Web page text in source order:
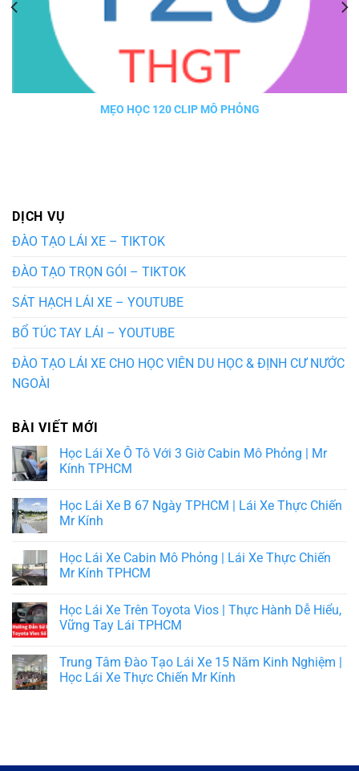
MẸO HỌC 120 CLIP MÔ PHỎNG
DỊCH VỤ
ĐÀO TẠO LÁI XE – TIKTOK
ĐÀO TẠO TRỌN GÓI – TIKTOK
SÁT HẠCH LÁI XE – YOUTUBE
BỔ TÚC TAY LÁI – YOUTUBE
ĐÀO TẠO LÁI XE CHO HỌC VIÊN DU HỌC & ĐỊNH CƯ NƯỚC
NGOÀI
BÀI VIẾT MỚI
Học Lái Xe Ô Tô Với 3 Giờ Cabin Mô Phỏng | Mr
Kính TPHCM
Học Lái Xe B 67 Ngày TPHCM | Lái Xe Thực Chiến
Mr Kính
Học Lái Xe Cabin Mô Phỏng | Lái Xe Thực Chiến
Mr Kính TPHCM
Học Lái Xe Trên Toyota Vios | Thực Hành Dễ Hiểu,
Vững Tay Lái TPHCM
Trung Tâm Đào Tạo Lái Xe 15 Năm Kinh Nghiệm |
Học Lái Xe Thực Chiến Mr Kính